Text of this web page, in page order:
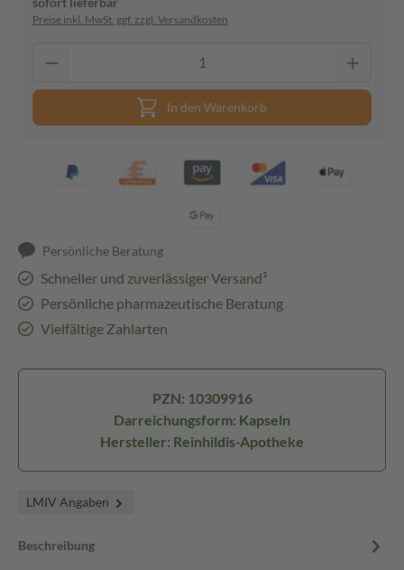
Preise inkl. MwSt. ggf. zzgl. Versandkosten
In den Warenkorb
Persönliche Beratung
Schneller und zuverlässiger Versand³
Persönliche pharmazeutische Beratung
Vielfältige Zahlarten
PZN: 10309916
Darreichungsform: Kapseln
Hersteller: Reinhildis-Apotheke
LMIV Angaben
Beschreibung